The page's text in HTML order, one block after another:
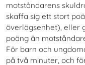
motståndarens
skaffa sig ett stort
överlägsenhet), eller
poäng än
För barn och
på två minuter, och